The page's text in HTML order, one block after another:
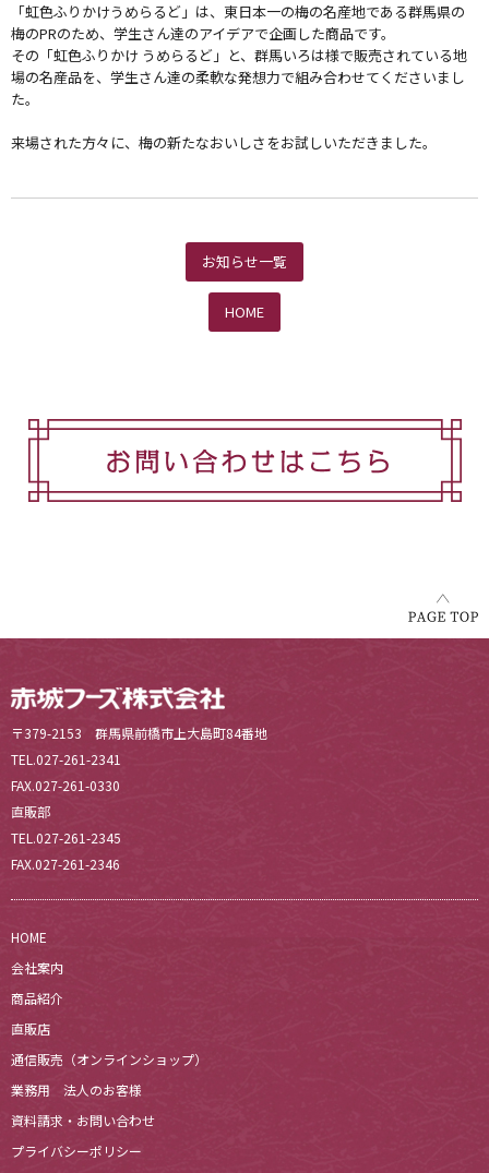
「虹色ふりかけうめらるど」は、東日本一の梅の名産地である群馬県の
梅のPRのため、学生さん達のアイデアで企画した商品です。
その「虹色ふりかけ うめらるど」と、群馬いろは様で販売されている地
場の名産品を、学生さん達の柔軟な発想力で組み合わせてくださいまし
た。
来場された方々に、梅の新たなおいしさをお試しいただきました。
お知らせ一覧
HOME
〒379-2153 群馬県前橋市上大島町84番地
TEL.027-261-2341
FAX.027-261-0330
直販部
TEL.027-261-2345
FAX.027-261-2346
HOME
会社案内
商品紹介
直販店
通信販売（オンラインショップ）
業務用 法人のお客様
資料請求・お問い合わせ
プライバシーポリシー